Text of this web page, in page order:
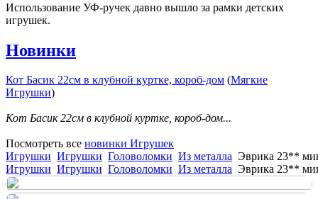
Использование УФ-ручек давно вышло за рамки детских
игрушек.
Новинки
Кот Басик 22см в клубной куртке, короб-дом (Мягкие
Игрушки)
Кот Басик 22см в клубной куртке, короб-дом...
Посмотреть все новинки Игрушек
Игрушки Игрушки Головоломки Из металла Эврика 23**
Игрушки Игрушки Головоломки Из металла Эврика 23**